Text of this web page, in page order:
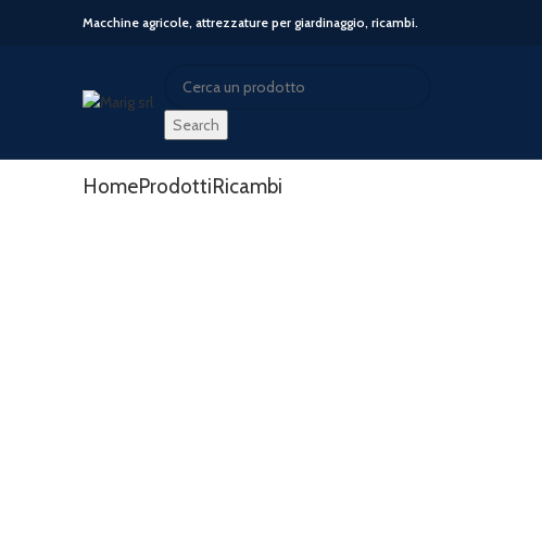
Macchine agricole, attrezzature per giardinaggio, ricambi.
Search
HomeProdottiRicambi
Start typing to see posts you are looking for.